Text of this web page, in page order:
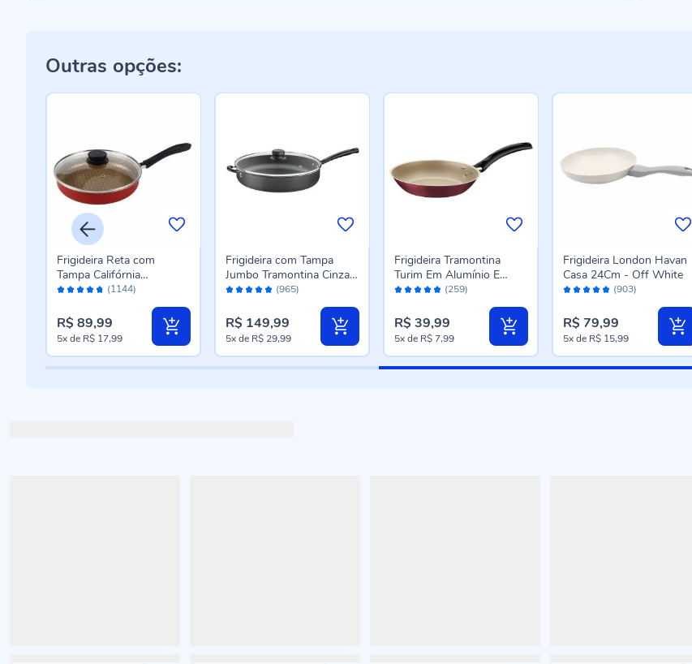
Outras opções:
Avaliação: (1144)
Frigideira Reta com
Tampa Califórnia
Tramontina 24Cm -
R$ 89,99
5xde R$ 17,99
Avaliação: (965)
Frigideira com Tampa
Jumbo Tramontina Cinza
Escuro - 30cm
R$ 149,99
5xde R$ 29,99
Avaliação: (259)
Frigideira Tramontina
Turim Em Alumínio E
Antiaderente 20Cm -
R$ 39,99
5xde R$ 7,99
Avaliação: (903)
Frigideira London Havan
Casa 24Cm - Off White
R$ 79,99
5xde R$ 15,99